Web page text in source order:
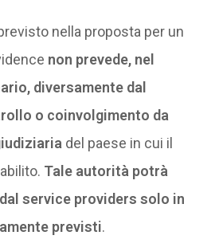
nella proposta per un
non prevede, nel
diversamente dal
o coinvolgimento da
del paese in cui il
Tale autorità potrà
service providers solo in
previsti.